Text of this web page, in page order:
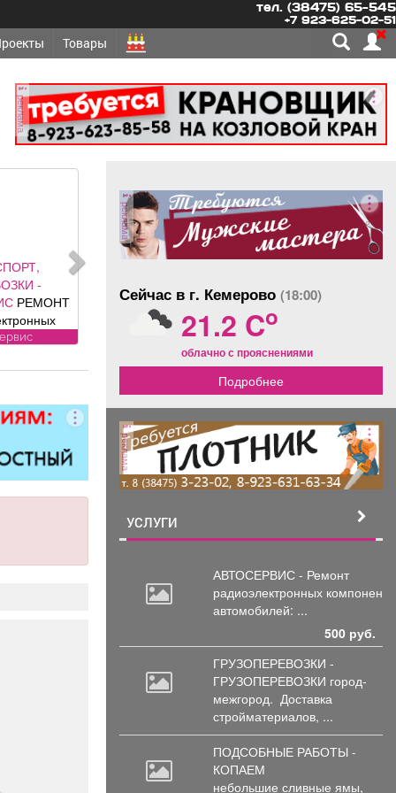
тел. (38475) 65-545
+7 923-625-02-51
Товары
реклама
-
РЕМОНТ
ЭБУ,
многого
Быстро,
реклама
Сейчас в г. Кемерово (18:00)
21.2 Co
облачно с прояснениями
Подробнее
реклама
УСЛУГИ
АВТОСЕРВИС - Ремонт
радиоэлектронных
автомобилей: ...
500 руб.
ГРУЗОПЕРЕВОЗКИ -
ГРУЗОПЕРЕВОЗКИ город-
межгород. Доставка
стройматериалов, ...
ПОДСОБНЫЕ РАБОТЫ -
КОПАЕМ
небольшие сливные ямы,